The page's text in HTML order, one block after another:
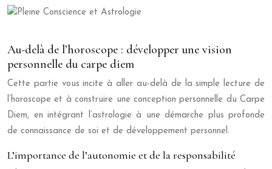
Au-delà de l’horoscope : développer une vision
personnelle du carpe diem
Cette partie vous incite à aller au-delà de la simple lecture de
l’horoscope et à construire une conception personnelle du Carpe
Diem, en intégrant l’astrologie à une démarche plus profonde
de connaissance de soi et de développement personnel.
L’importance de l’autonomie et de la responsabilité